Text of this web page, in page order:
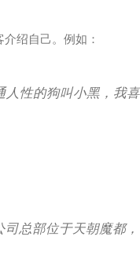
绍自己。例如：
性的狗叫小黑，我
总部位于天朝魔都